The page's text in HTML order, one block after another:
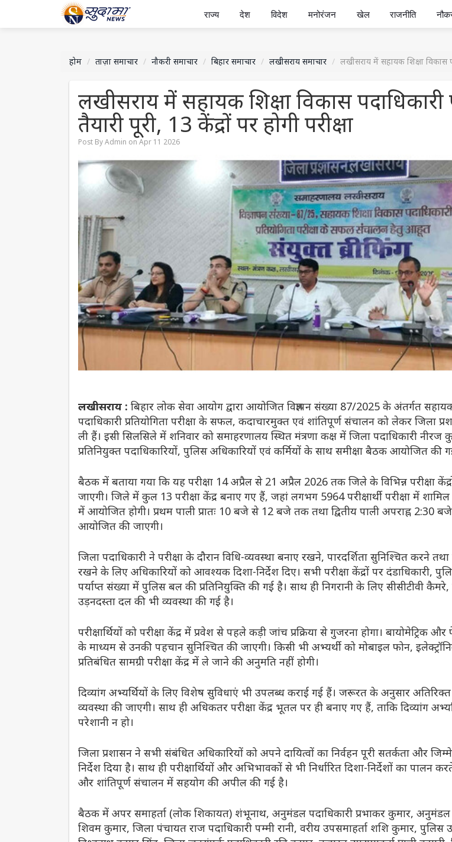
राज्य देश विदेश मनोरंजन खेल राजनीति
होम ताज़ा समाचार नौकरी समाचार बिहार समाचार लखीसराय समाचार लखीसराय में सहायक शिक्षा विकास
लखीसराय में सहायक शिक्षा विकास पदाधिकारी
तैयारी पूरी, 13 केंद्रों पर होगी परीक्षा
Post By Admin on Apr 11 2026
लखीसराय : बिहार लोक सेवा आयोग द्वारा आयोजित विज्ञापन संख्या 87/2025 के अंतर्गत
पदाधिकारी प्रतियोगिता परीक्षा के सफल, कदाचारमुक्त एवं शांतिपूर्ण संचालन को लेकर जिला
ली हैं। इसी सिलसिले में शनिवार को समाहरणालय स्थित मंत्रणा कक्ष में जिला पदाधिकारी नीरज
प्रतिनियुक्त पदाधिकारियों, पुलिस अधिकारियों एवं कर्मियों के साथ समीक्षा बैठक आयोजित की
बैठक में बताया गया कि यह परीक्षा 14 अप्रैल से 21 अप्रैल 2026 तक जिले के विभिन्न परीक्षा
जाएगी। जिले में कुल 13 परीक्षा केंद्र बनाए गए हैं, जहां लगभग 5964 परीक्षार्थी परीक्षा में शामिल
में आयोजित होगी। प्रथम पाली प्रातः 10 बजे से 12 बजे तक तथा द्वितीय पाली अपराह्न
आयोजित की जाएगी।
जिला पदाधिकारी ने परीक्षा के दौरान विधि-व्यवस्था बनाए रखने, पारदर्शिता सुनिश्चित करने
रखने के लिए अधिकारियों को आवश्यक दिशा-निर्देश दिए। सभी परीक्षा केंद्रों पर दंडाधिकारी,
पर्याप्त संख्या में पुलिस बल की प्रतिनियुक्ति की गई है। साथ ही निगरानी के लिए सीसीटीवी कैमरे,
उड़नदस्ता दल की भी व्यवस्था की गई है।
परीक्षार्थियों को परीक्षा केंद्र में प्रवेश से पहले कड़ी जांच प्रक्रिया से गुजरना होगा। बायोमेट्रिक
के माध्यम से उनकी पहचान सुनिश्चित की जाएगी। किसी भी अभ्यर्थी को मोबाइल फोन,
प्रतिबंधित सामग्री परीक्षा केंद्र में ले जाने की अनुमति नहीं होगी।
दिव्यांग अभ्यर्थियों के लिए विशेष सुविधाएं भी उपलब्ध कराई गई हैं। जरूरत के अनुसार
व्यवस्था की जाएगी। साथ ही अधिकतर परीक्षा केंद्र भूतल पर ही बनाए गए हैं, ताकि दिव्यांग
परेशानी न हो।
जिला प्रशासन ने सभी संबंधित अधिकारियों को अपने दायित्वों का निर्वहन पूरी सतर्कता और
निर्देश दिया है। साथ ही परीक्षार्थियों और अभिभावकों से भी निर्धारित दिशा-निर्देशों का पालन
और शांतिपूर्ण संचालन में सहयोग की अपील की गई है।
बैठक में अपर समाहर्ता (लोक शिकायत) शंभूनाथ, अनुमंडल पदाधिकारी प्रभाकर कुमार, अनुमंडल
शिवम कुमार, जिला पंचायत राज पदाधिकारी पम्मी रानी, वरीय उपसमाहर्ता शशि कुमार, पुलिस